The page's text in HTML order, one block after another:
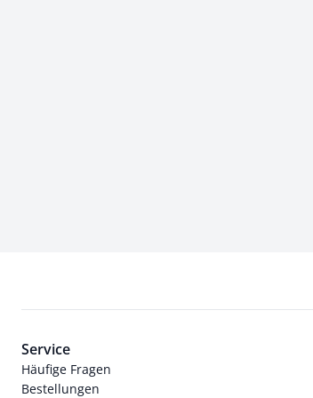
Service
Häufige Fragen
Bestellungen